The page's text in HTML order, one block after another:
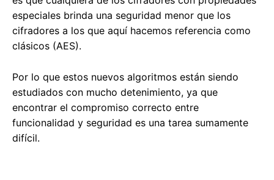
especiales brinda una seguridad menor que los
cifradores a los que aquí hacemos referencia como
clásicos (AES).
Por lo que estos nuevos algoritmos están siendo
estudiados con mucho detenimiento, ya que
encontrar el compromiso correcto entre
funcionalidad y seguridad es una tarea sumamente
difícil.